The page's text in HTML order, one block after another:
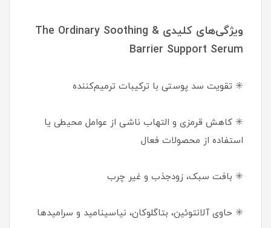
ویژگی‌های کلیدی The Ordinary Soothing &
Barrier Support Serum
✳️ تقویت سد پوستی با ترکیبات ترمیم‌کننده
✳️ کاهش قرمزی و التهاب ناشی از عوامل محیطی یا
استفاده از محصولات فعال
✳️ بافت سبک، زودجذب و غیر چرب
✳️ حاوی آلانتوئین، بتاگلوکان، نیاسینامید و سرامیدها